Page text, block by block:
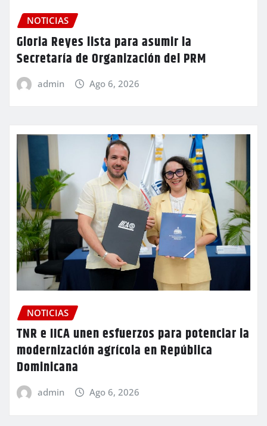
NOTICIAS
Gloria Reyes lista para asumir la
Secretaría de Organización del PRM
admin Ago 6, 2026
NOTICIAS
TNR e IICA unen esfuerzos para potenciar la
modernización agrícola en República
Dominicana
admin Ago 6, 2026